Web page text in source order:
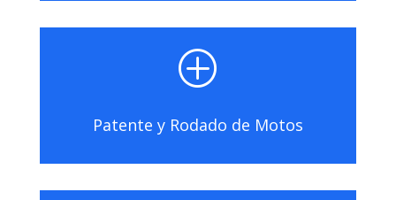
P
Patente y Rodado de Motos